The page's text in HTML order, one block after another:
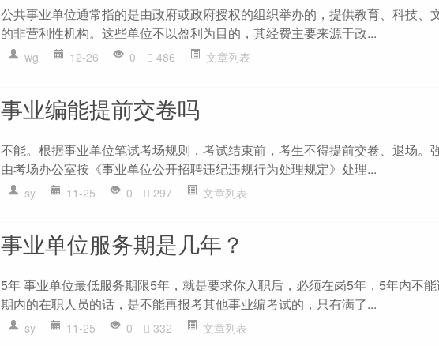
公共事业单位通常指的是由政府或政府授权的组织举办的，提供教育、科技、
的非营利性机构。这些单位不以盈利为目的，其经费主要来源于政...
wg 12-26 0 486 文章列表
事业编能提前交卷吗
不能。根据事业单位笔试考场规则，考试结束前，考生不得提前交卷、退场。
由考场办公室按《事业单位公开招聘违纪违规行为处理规定》处理...
sy 11-25 0 297 文章列表
事业单位服务期是几年？
5年 事业单位最低服务期限5年，就是要求你入职后，必须在岗5年，5年内不
期内的在职人员的话，是不能再报考其他事业编考试的，只有满了...
sy 11-25 0 332 文章列表